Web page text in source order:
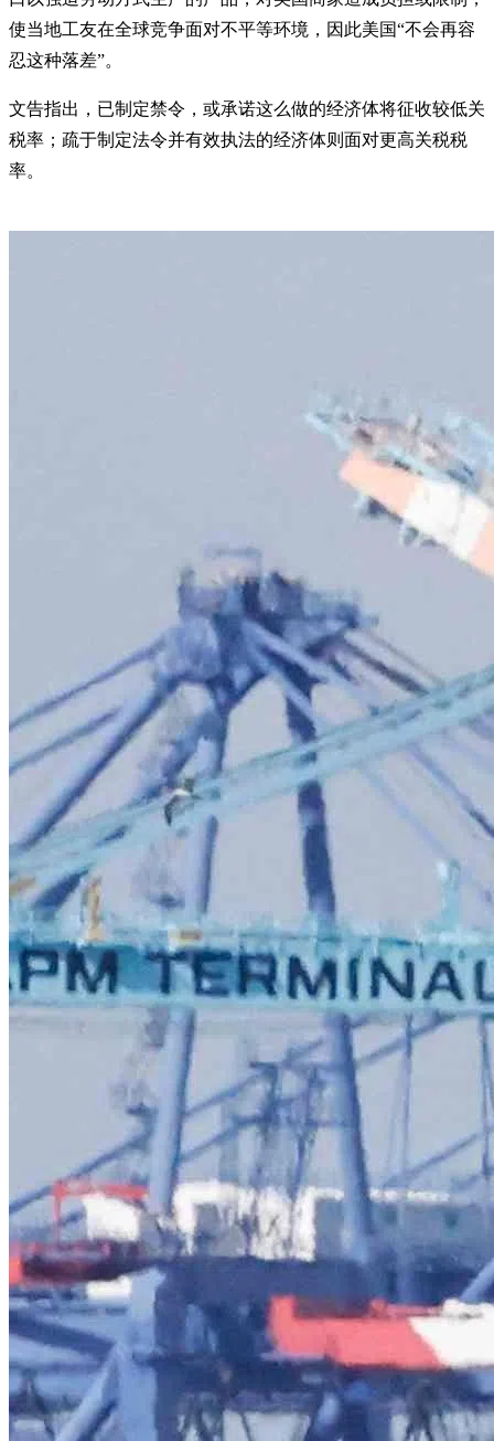
使当地工友在全球竞争面对不平等环境，因此美国“不会再容
忍这种落差”。
文告指出，已制定禁令，或承诺这么做的经济体将征收较低关
税率；疏于制定法令并有效执法的经济体则面对更高关税税
率。